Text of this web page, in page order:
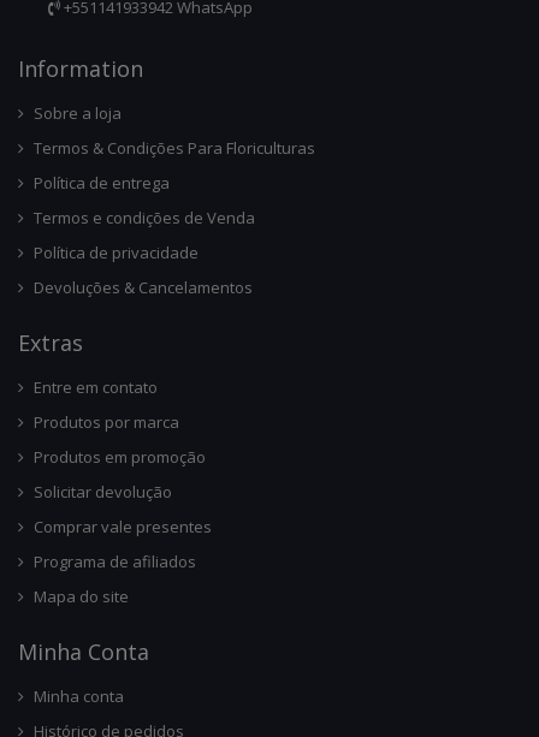
+551141933942 WhatsApp
InforMation
Sobre a loja
Termos & Condições Para Floriculturas
Política de entrega
Termos e condições de Venda
Política de privacidade
Devoluções & Cancelamentos
ExtRas
Entre em contato
Produtos por marca
Produtos em promoção
Solicitar devolução
Comprar vale presentes
Programa de afiliados
Mapa do site
Minha Conta
Minha conta
Histórico de pedidos